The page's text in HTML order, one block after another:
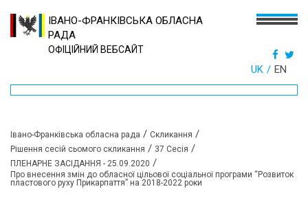
ІВАНО-ФРАНКІВСЬКА ОБЛАСНА
РАДА
ОФІЦІЙНИЙ ВЕБСАЙТ
UK EN
Івано-Франківська обласна рада / Скликання /
Рішення сесій сьомого скликання / 37 Сесія /
ПЛЕНАРНЕ ЗАСІДАННЯ - 25.09.2020 /
Про внесення змін до обласної цільової соціальної програми “Розвиток
пластового руху Прикарпаття” на 2018-2022 роки